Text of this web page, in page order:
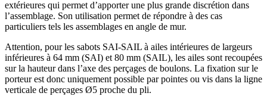
extérieures qui permet d’apporter une plus grande discrétion dans
l’assemblage. Son utilisation permet de répondre à des cas
particuliers tels les assemblages en angle de mur.
Attention, pour les sabots SAI-SAIL à ailes intérieures de largeurs
inférieures à 64 mm (SAI) et 80 mm (SAIL), les ailes sont recoupées
sur la hauteur dans l’axe des perçages de boulons. La fixation sur le
porteur est donc uniquement possible par pointes ou vis dans la ligne
verticale de perçages Ø5 proche du pli.